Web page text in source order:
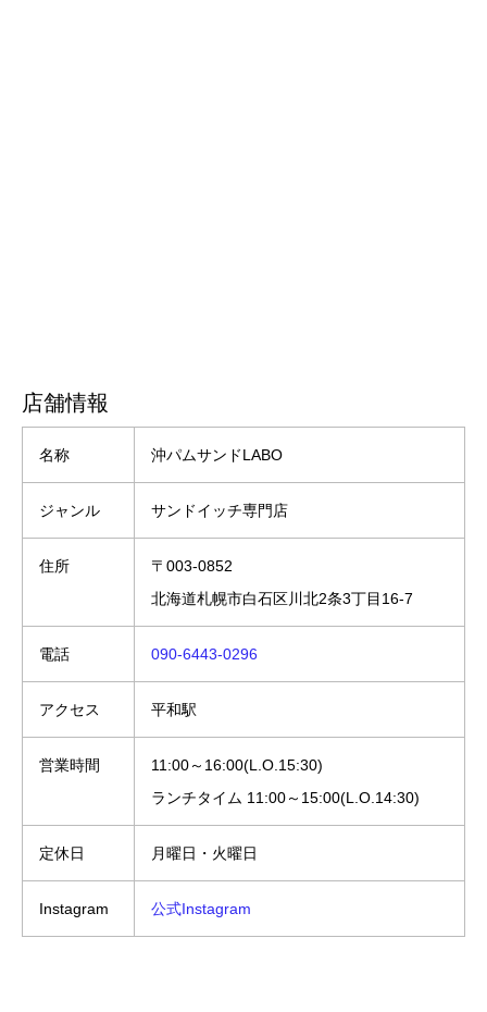
店舗情報
名称 沖パムサンドLABO
ジャンル サンドイッチ専門店
住所
〒003-0852
北海道札幌市白石区川北2条3丁目16-7
電話 090-6443-0296
アクセス 平和駅
営業時間
11:00～16:00(L.O.15:30)
ランチタイム 11:00～15:00(L.O.14:30)
定休日 月曜日・火曜日
Instagram 公式Instagram